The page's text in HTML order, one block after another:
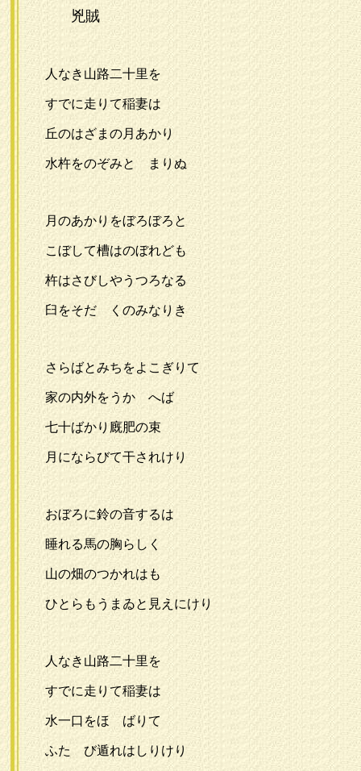
兇賊
人なき山路二十里を
すでに走りて稲妻は
丘のはざまの月あかり
水杵をのぞみとゞまりぬ
月のあかりをぼろぼろと
こぼして槽はのぼれども
杵はさびしやうつろなる
臼をそだゞくのみなりき
さらばとみちをよこぎりて
家の内外をうかゞへば
七十ばかり廐肥の束
月にならびて干されけり
おぼろに鈴の音するは
睡れる馬の胸らしく
山の畑のつかれはも
ひとらもうまゐと見えにけり
人なき山路二十里を
すでに走りて稲妻は
水一口をほゝばりて
ふたゝび遁れはしりけり